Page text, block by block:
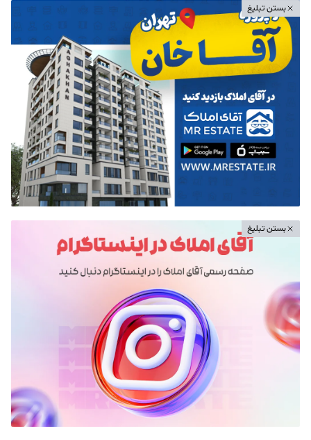
بستن تبلیغ
بستن تبلیغ